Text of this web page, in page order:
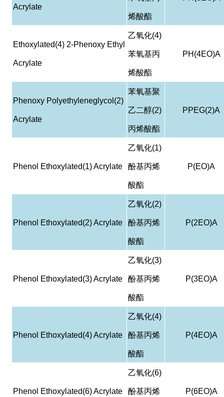
Acrylate
烯酸酯
Ethoxylated(4) 2-Phenoxy Ethyl
Acrylate
乙氧化(4)
苯氧基丙
烯酸酯
PH(4EO)A
Phenoxy Polyethyleneglycol(2)
Acrylate
苯氧基聚
乙二醇(2)
丙烯酸酯
PPEG(2)A
Phenol Ethoxylated(1) Acrylate
乙氧化(1)
酚基丙烯
酸酯
P(EO)A
Phenol Ethoxylated(2) Acrylate
乙氧化(2)
酚基丙烯
酸酯
P(2EO)A
Phenol Ethoxylated(3) Acrylate
乙氧化(3)
酚基丙烯
酸酯
P(3EO)A
Phenol Ethoxylated(4) Acrylate
乙氧化(4)
酚基丙烯
酸酯
P(4EO)A
Phenol Ethoxylated(6) Acrylate
乙氧化(6)
酚基丙烯 P(6EO)A